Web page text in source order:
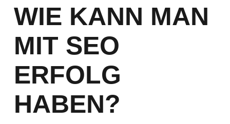
WIE KANN MAN
MIT SEO
ERFOLG
HABEN?